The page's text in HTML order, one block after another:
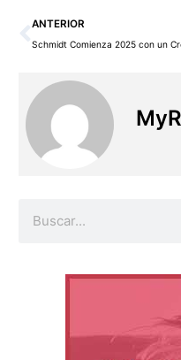
Ant
ANTERIOR
MyR